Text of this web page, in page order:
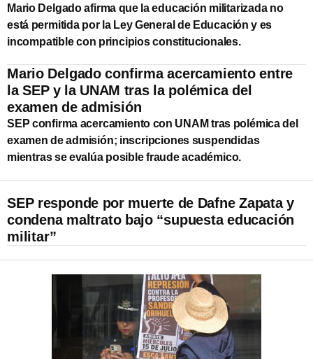
Mario Delgado afirma que la educación militarizada no
está permitida por la Ley General de Educación y es
incompatible con principios constitucionales.
Mario Delgado confirma acercamiento entre
la SEP y la UNAM tras la polémica del
examen de admisión
SEP confirma acercamiento con UNAM tras polémica del
examen de admisión; inscripciones suspendidas
mientras se evalúa posible fraude académico.
SEP responde por muerte de Dafne Zapata y
condena maltrato bajo “supuesta educación
militar”